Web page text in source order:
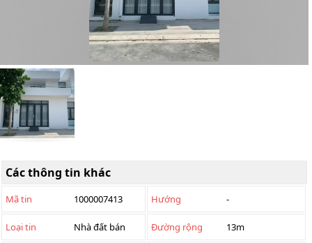
Các thông tin khác
Mã tin 1000007413 Hướng -
Loại tin Nhà đất bán Đường rộng 13m